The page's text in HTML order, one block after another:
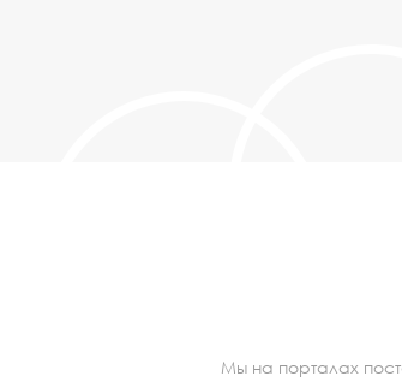
Мы на порталах